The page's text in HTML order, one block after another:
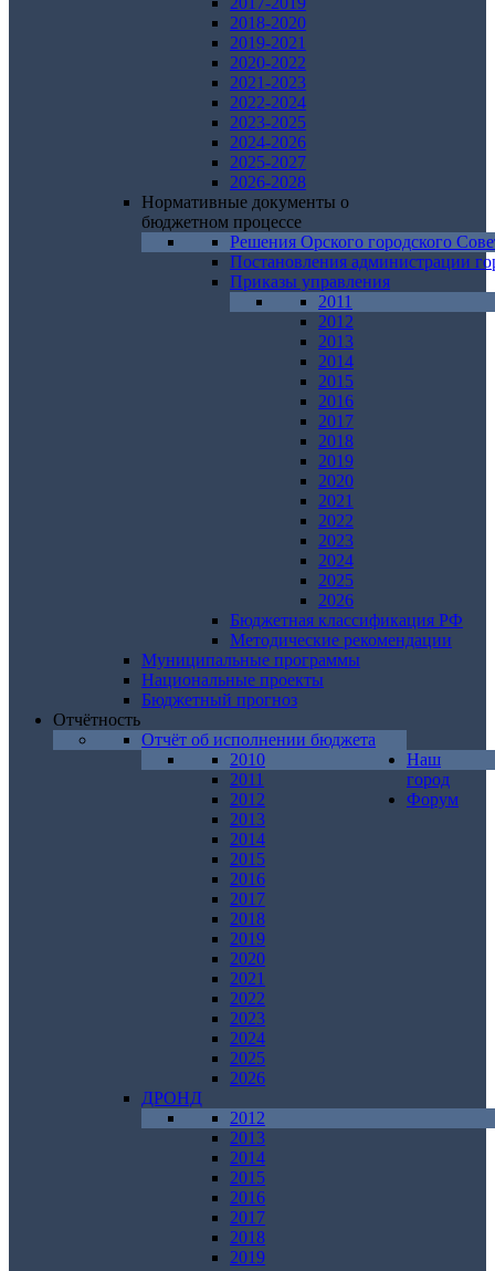
2018-2020
2019-2021
2020-2022
2021-2023
2022-2024
2023-2025
2024-2026
2025-2027
2026-2028
Нормативные документы о
бюджетном процессе
Решения Орского городского
Постановления администрации
Приказы управления
2011
2012
2013
2014
2015
2016
2017
2018
2019
2020
2021
2022
2023
2024
2025
2026
Бюджетная классификация РФ
Методические рекомендации
Муниципальные программы
Национальные проекты
Бюджетный прогноз
Отчётность
Отчёт об исполнении бюджета
2010
2011
2012
2013
2014
2015
2016
2017
2018
2019
2020
2021
2022
2023
2024
2025
2026
ДРОНД
2012
2013
2014
2015
2016
2017
2018
2019
Наш
город
Форум